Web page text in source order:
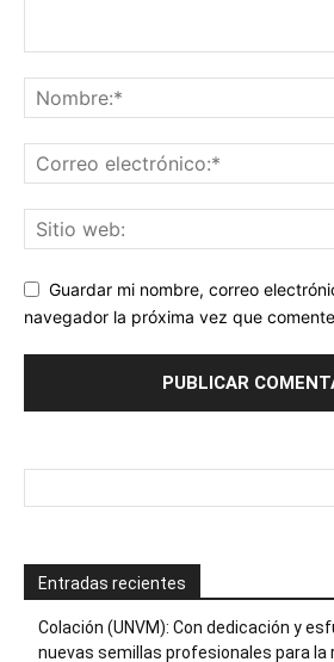
Guardar mi nombre, correo
navegador la próxima vez que
Entradas recientes
Colación (UNVM): Con dedicación y
nuevas semillas profesionales para la